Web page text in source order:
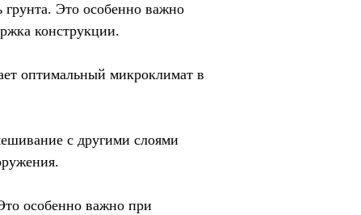
Это особенно важно
конструкции.
оптимальный микроклимат в
с другими слоями
особенно важно при